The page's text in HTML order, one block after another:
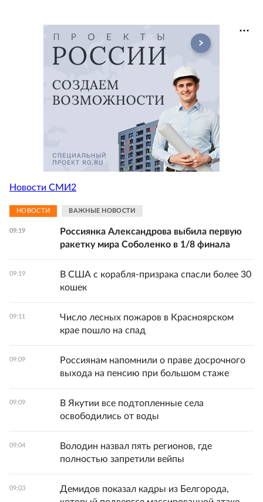
Новости СМИ2
НОВОСТИ ВАЖНЫЕ НОВОСТИ
09:19
Россиянка Александрова выбила первую
ракетку мира Соболенко в 1/8 финала
09:19
В США с корабля-призрака спасли более 30
кошек
09:11
Число лесных пожаров в Красноярском
крае пошло на спад
09:09
Россиянам напомнили о праве досрочного
выхода на пенсию при большом стаже
09:09
В Якутии все подтопленные села
освободились от воды
09:04
Володин назвал пять регионов, где
полностью запретили вейпы
09:03
Демидов показал кадры из Белгорода,